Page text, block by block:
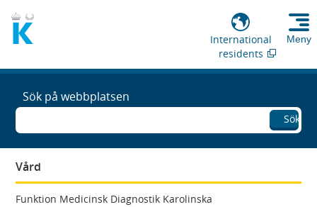
International
residents
Meny
Sök på webbplatsen
Sök
Vård
Funktion Medicinsk Diagnostik Karolinska